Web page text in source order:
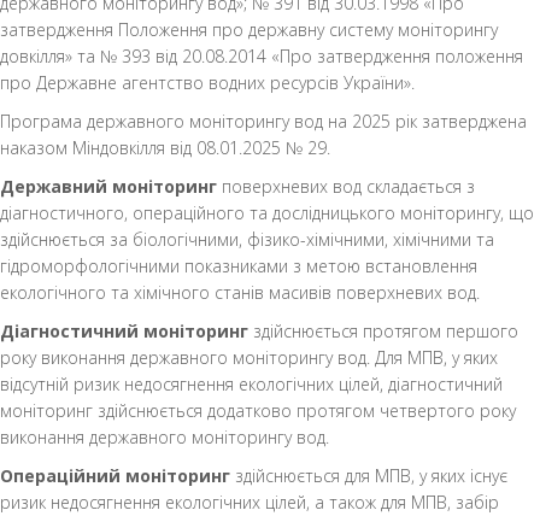
затвердження Положення про державну систему моніторингу
довкілля» та № 393 від 20.08.2014 «Про затвердження положення
про Державне агентство водних ресурсів України».
Програма державного моніторингу вод на 2025 рік затверджена
наказом Міндовкілля від 08.01.2025 № 29.
Державний моніторинг поверхневих вод складається з
діагностичного, операційного та дослідницького моніторингу, що
здійснюється за біологічними, фізико-хімічними, хімічними та
гідроморфологічними показниками з метою встановлення
екологічного та хімічного станів масивів поверхневих вод.
Діагностичний моніторинг здійснюється протягом першого
року виконання державного моніторингу вод. Для МПВ, у яких
відсутній ризик недосягнення екологічних цілей, діагностичний
моніторинг здійснюється додатково протягом четвертого року
виконання державного моніторингу вод.
Операційний моніторинг здійснюється для МПВ, у яких існує
ризик недосягнення екологічних цілей, а також для МПВ, забір